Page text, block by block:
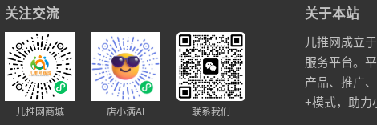
关注交流
儿推网商城 店小满AI 联系我们
关于本站
儿推网成立
服务平台。
产品、推广
+模式，助力